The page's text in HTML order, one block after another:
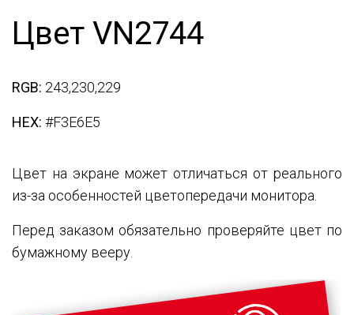
Цвет VN2744
RGB: 243,230,229
HEX: #F3E6E5
Цвет на экране может отличаться от реального
из-за особенностей цветопередачи монитора.
Перед заказом обязательно проверяйте цвет по
бумажному вееру.